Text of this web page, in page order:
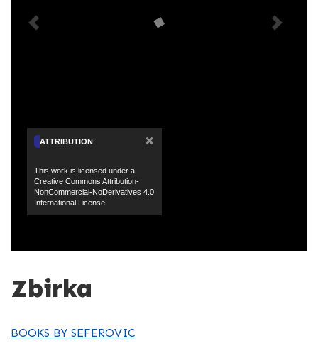
Zbirka
BOOKS BY SEFEROVIC
ATTRIBUTION ×
This work is licensed under a
Creative Commons Attribution-
NonCommercial-NoDerivatives 4.0
International License.